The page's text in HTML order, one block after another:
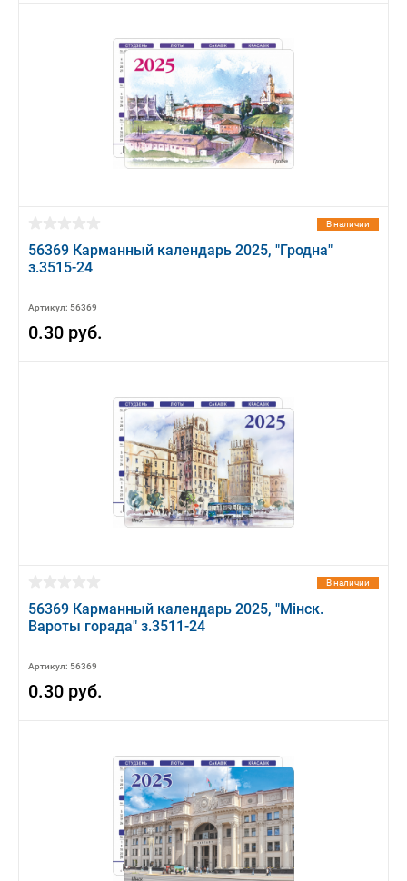
В наличии
56369 Карманный календарь 2025, "Гродна"
з.3515-24
Артикул: 56369
0.30 руб.
В наличии
56369 Карманный календарь 2025, "Мiнск.
Вароты горада" з.3511-24
Артикул: 56369
0.30 руб.